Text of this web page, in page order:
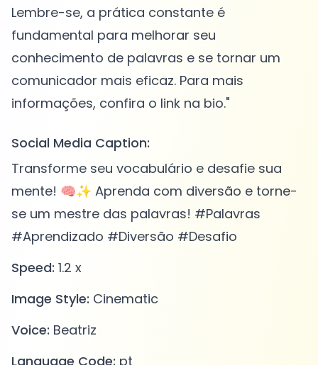
Lembre-se, a prática constante é
fundamental para melhorar seu
conhecimento de palavras e se tornar um
comunicador mais eficaz. Para mais
Social Media Caption:
Transforme seu vocabulário e desafie sua
mente! 🧠✨ Aprenda com diversão e torne-
se um mestre das palavras! #Palavras
#Aprendizado #Diversão #Desafio
Speed: 1.2 x
Image Style: Cinematic
Voice: Beatriz
Language Code: pt